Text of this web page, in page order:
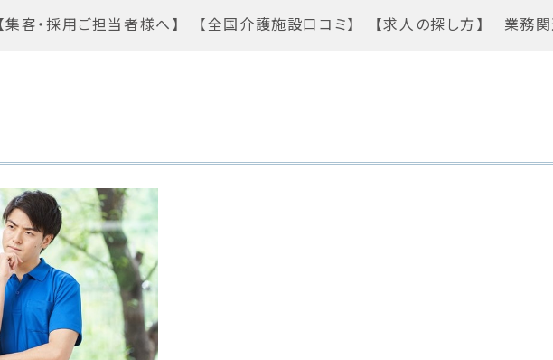
【集客・採用ご担当者様へ】 【全国介護施設口コミ】 【求人の探し方】 業務